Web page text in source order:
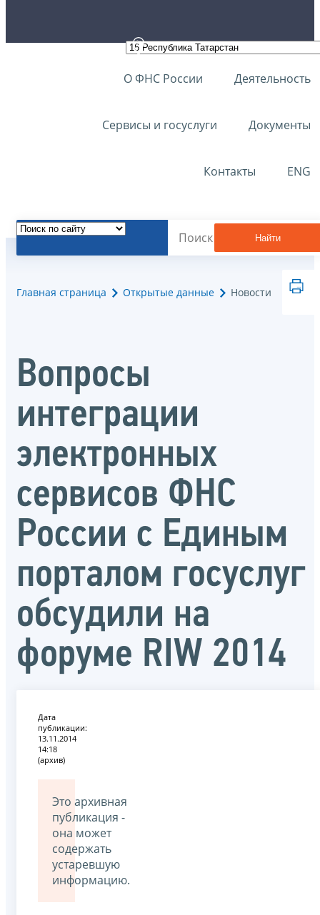
О ФНС России Деятельность
Сервисы и госуслуги Документы
Контакты ENG
Найти
Главная страница Открытые данные Новости
Вопросы
интеграции
электронных
сервисов ФНС
России с Единым
порталом госуслуг
обсудили на
форуме RIW 2014
Дата
публикации:
13.11.2014
14:18
(архив)
Это архивная
публикация -
она может
содержать
устаревшую
информацию.